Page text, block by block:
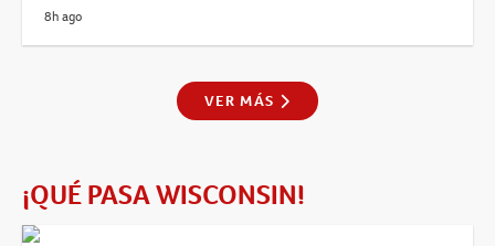
8h ago
VER MÁS
¡QUÉ PASA WISCONSIN!